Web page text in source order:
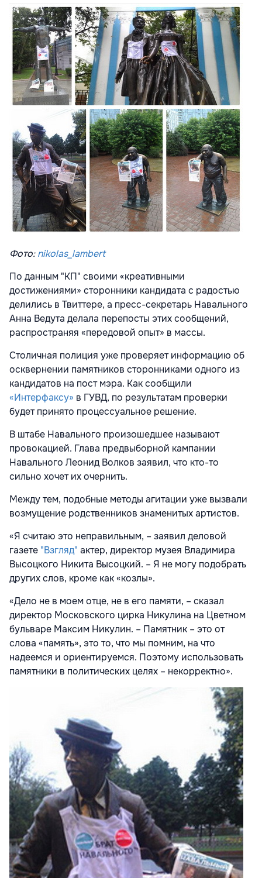
Фото:nikolas_lambert
По данным "КП" своими «креативными
достижениями» сторонники кандидата с радостью
делились в Твиттере, а пресс-секретарь Навального
Анна Ведута делала перепосты этих сообщений,
распространяя «передовой опыт» в массы.
Столичная полиция уже проверяет информацию об
осквернении памятников сторонниками одного из
кандидатов на пост мэра. Как сообщили
«Интерфаксу» в ГУВД, по результатам проверки
будет принято процессуальное решение.
В штабе Навального произошедшее называют
провокацией. Глава предвыборной кампании
Навального Леонид Волков заявил, что кто-то
сильно хочет их очернить.
Между тем, подобные методы агитации уже вызвали
возмущение родственников знаменитых артистов.
«Я считаю это неправильным, – заявил деловой
газете "Взгляд" актер, директор музея Владимира
Высоцкого Никита Высоцкий. – Я не могу подобрать
других слов, кроме как «козлы».
«Дело не в моем отце, не в его памяти, – сказал
директор Московского цирка Никулина на Цветном
бульваре Максим Никулин. – Памятник – это от
слова «память», это то, что мы помним, на что
надеемся и ориентируемся. Поэтому использовать
памятники в политических целях – некорректно».